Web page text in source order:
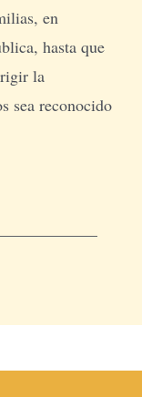
en
hasta que
la
sea reconocido